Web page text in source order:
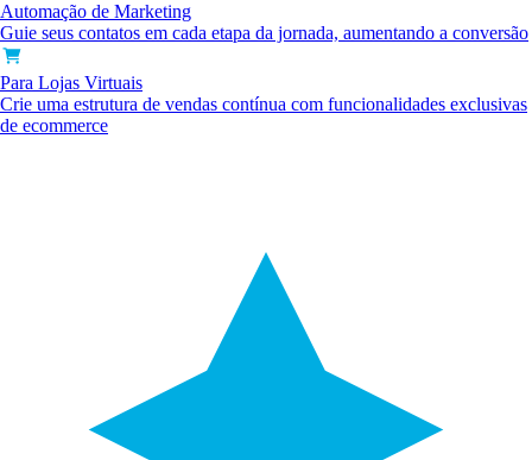
Automação de Marketing
Guie seus contatos em cada etapa da jornada, aumentando a conversão
Para Lojas Virtuais
Crie uma estrutura de vendas contínua com funcionalidades exclusivas
de ecommerce